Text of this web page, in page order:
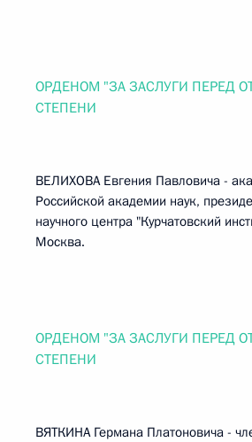
ОРДЕНОМ "ЗА ЗАСЛУГИ ПЕРЕД
СТЕПЕНИ
ВЕЛИХОВА Евгения Павловича -
Российской академии наук,
научного центра "Курчатовский
Москва.
ОРДЕНОМ "ЗА ЗАСЛУГИ ПЕРЕД
СТЕПЕНИ
ВЯТКИНА Германа Платоновича -